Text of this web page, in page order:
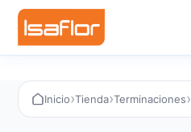
Inicio›Tienda›Terminaciones›